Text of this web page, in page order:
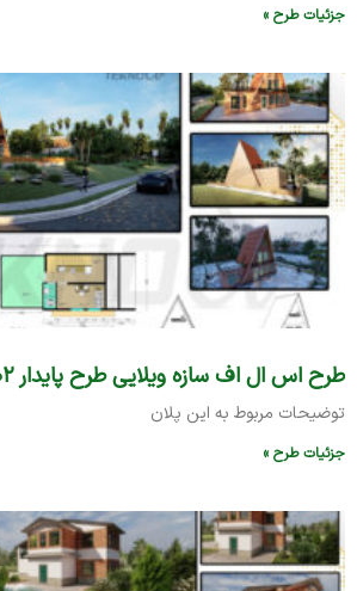
جزئیات طرح »
طرح اس ال اف سازه ویلایی طرح پایدار ۱۰۲
توضیحات مربوط به این پلان
جزئیات طرح »